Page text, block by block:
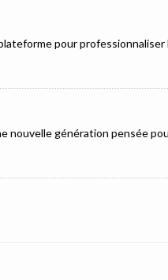
pour professionnaliser
nouvelle génération pensée